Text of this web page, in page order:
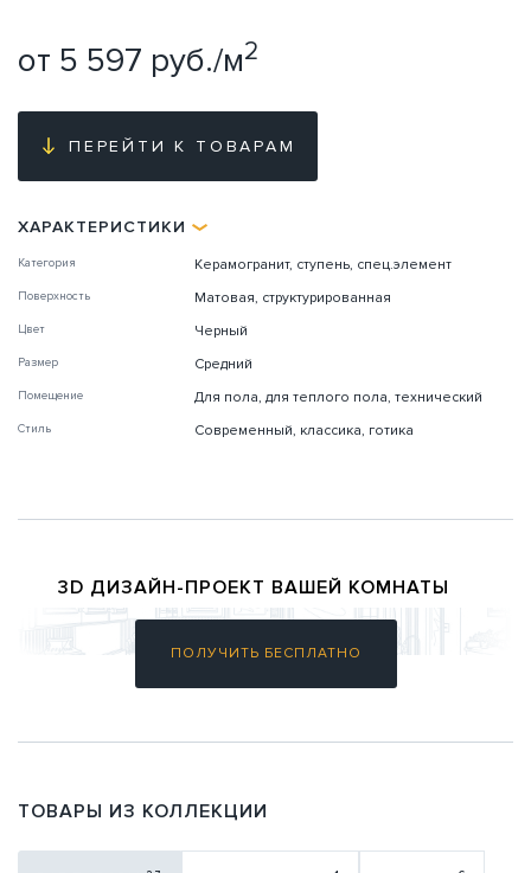
от 5 597 руб./м2
ПЕРЕЙТИ К ТОВАРАМ
ХАРАКТЕРИСТИКИ
Категория Керамогранит, ступень, спец.элемент
Поверхность Матовая, структурированная
Цвет Черный
Размер Средний
Помещение Для пола, для теплого пола, технический
Стиль Современный, классика, готика
3D ДИЗАЙН-ПРОЕКТ ВАШЕЙ КОМНАТЫ
ПОЛУЧИТЬ БЕСПЛАТНО
ТОВАРЫ ИЗ КОЛЛЕКЦИИ